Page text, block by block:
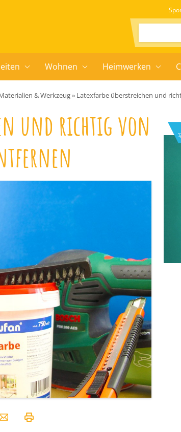
Wohnen Heimwerken
& Werkzeug» Latexfarbe überstreichen und
und richtig von